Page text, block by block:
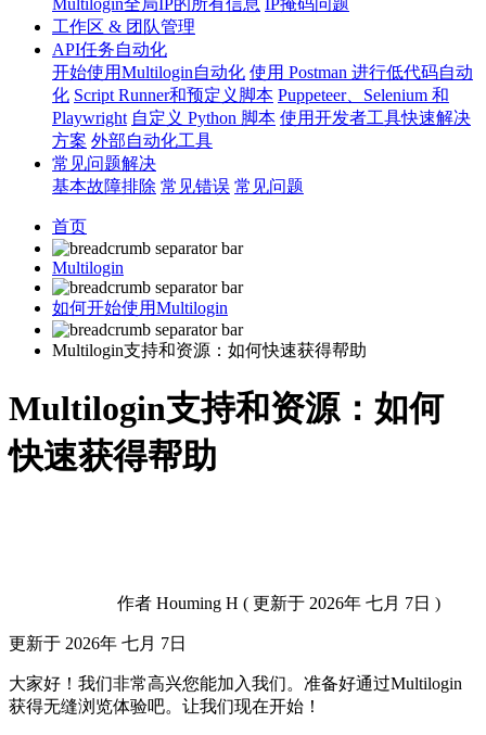
工作区 & 团队管理
API任务自动化
开始使用Multilogin自动化 使用 Postman 进行低代码自动
化 Script Runner和预定义脚本 Puppeteer、Selenium 和
Playwright 自定义 Python 脚本 使用开发者工具快速解决
方案 外部自动化工具
常见问题解决
基本故障排除 常见错误 常见问题
首页
Multilogin
如何开始使用Multilogin
Multilogin支持和资源：如何快速获得帮助
Multilogin支持和资源：如何
快速获得帮助
作者 Houming H ( 更新于 2026年 七月 7日 )
更新于 2026年 七月 7日
大家好！我们非常高兴您能加入我们。准备好通过Multilogin
获得无缝浏览体验吧。让我们现在开始！